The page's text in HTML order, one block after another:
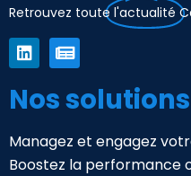
Retrouvez toute l'actualité
Nos
Managez et engagez
Boostez la performance